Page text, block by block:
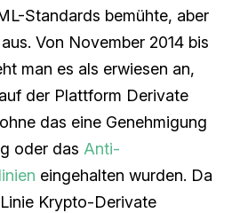
Standards bemühte, aber
Von November 2014 bis
man es als erwiesen an,
der Plattform Derivate
das eine Genehmigung
oder das Anti-
eingehalten wurden. Da
Krypto-Derivate